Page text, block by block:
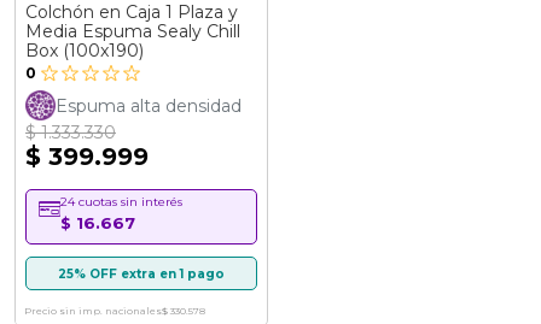
Colchón en Caja 1 Plaza y
Media Espuma Sealy Chill
Box (100x190)
0
Espuma alta densidad
$ 1.333.330
$ 399.999
24 cuotas sin interés
$ 16.667
25% OFF extra en 1 pago
Precio sin imp. nacionales$ 330.578